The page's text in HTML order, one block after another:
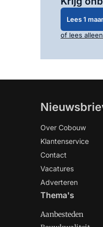
Lees 1
of lees
Over Cobouw
Klantenservice
Contact
Vacatures
Adverteren
Thema's
Aanbesteden